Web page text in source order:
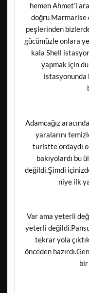
hemen Ahmet’i
doğru
peşlerinden
gücümüzle onlara
kala Shell
yapmak için
istasyonunda
Adamcağız
yaralarını
turistte ordaydı
bakıyolardı bu
değildi.Şimdi
niye ilk
Var ama yeterli
yeterli
tekrar yola
önceden
bir